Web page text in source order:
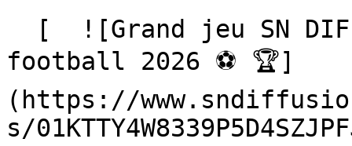
football 2026 ⚽️ 🏆]
(https://
s/